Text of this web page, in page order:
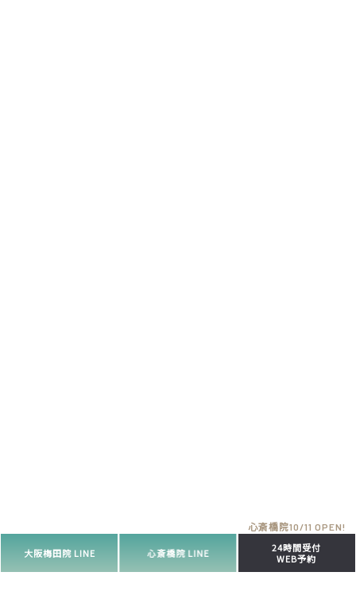
大阪梅田院 LINE 心斎橋院 LINE
24時間受付
WEB予約